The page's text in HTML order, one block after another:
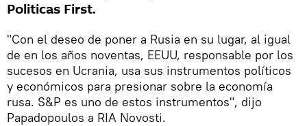
Politicas First.
"Con el deseo de poner a Rusia en su lugar, al igual
de en los años noventas, EEUU, responsable por los
sucesos en Ucrania, usa sus instrumentos políticos
y económicos para presionar sobre la economía
rusa. S&P es uno de estos instrumentos", dijo
Papadopoulos a RIA Novosti.